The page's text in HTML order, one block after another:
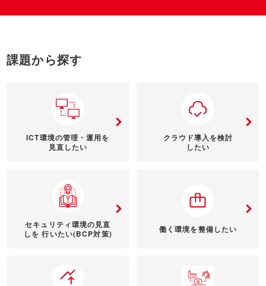
課題から探す
ICT環境の管理・運用を
見直したい
クラウド導入を検討
したい
セキュリティ環境の見直
しを行いたい(BCP対策) 働く環境を整備したい